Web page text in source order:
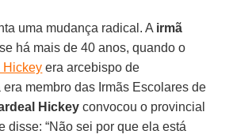
uma mudança radical. A irmã
há mais de 40 anos, quando o
Hickey era arcebispo de
membro das Irmãs Escolares de
Hickey convocou o provincial
disse: “Não sei por que ela está